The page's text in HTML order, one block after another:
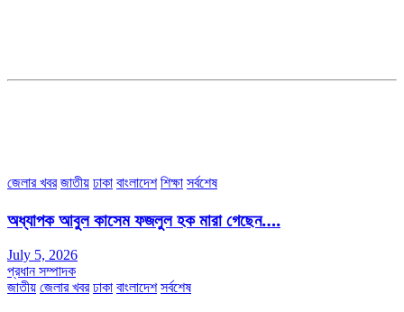
জেলার খবর জাতীয় ঢাকা বাংলাদেশ শিক্ষা সর্বশেষ
অধ্যাপক আবুল কাসেম ফজলুল হক মারা গেছেন….
July 5, 2026
প্রধান সম্পাদক
জাতীয় জেলার খবর ঢাকা বাংলাদেশ সর্বশেষ